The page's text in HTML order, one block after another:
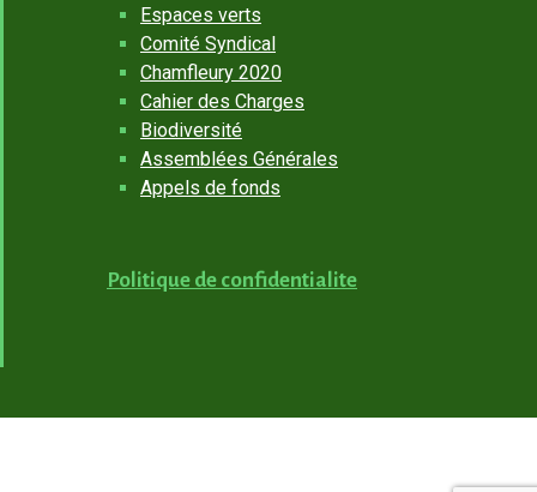
Espaces verts
Comité Syndical
Chamfleury 2020
Cahier des Charges
Biodiversité
Assemblées Générales
Appels de fonds
Politique de confidentialite